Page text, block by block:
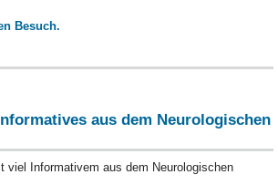
Besuch.
aus dem Neurologischen
viel Informativem aus dem Neurologischen